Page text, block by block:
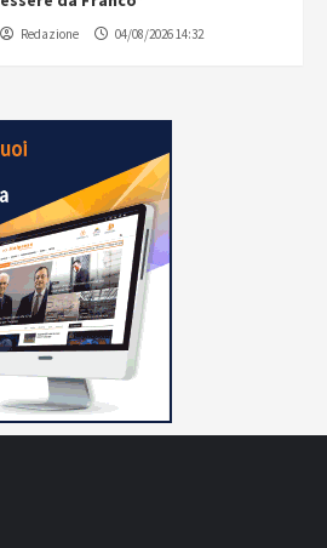
Redazione 04/08/2026 14:32